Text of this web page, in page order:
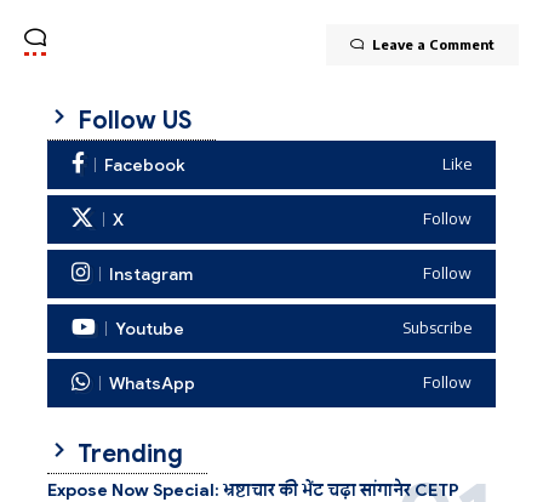
Leave a Comment
Follow US
Facebook Like
X Follow
Instagram Follow
Youtube Subscribe
WhatsApp Follow
Trending
Expose Now Special: भ्रष्टाचार की भेंट चढ़ा सांगानेर CETP